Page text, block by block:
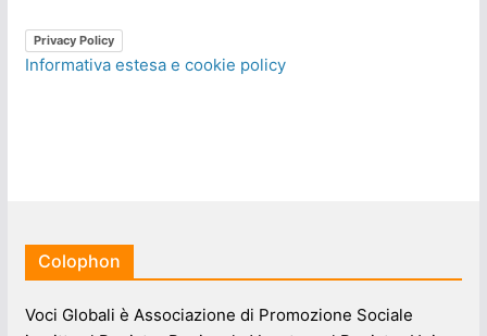
Privacy Policy
Informativa estesa e cookie policy
Colophon
Voci Globali è Associazione di Promozione Sociale